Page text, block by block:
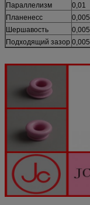
Параллелизм
0,01
Планенесс
0,005
Шершавость
0,005
Подходящий зазор 0,005